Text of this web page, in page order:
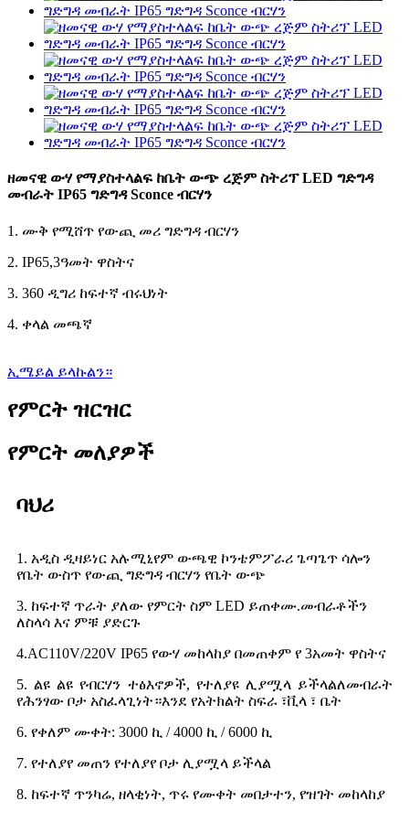
ዘመናዊ ውሃ የማያስተላልፍ ከቤት ውጭ ረጅም ስትሪፕ LED ግድግዳ
መብራት IP65 ግድግዳ Sconce ብርሃን
1. ሙቅ የሚሸጥ የውጪ መሪ ግድግዳ ብርሃን
2. IP65,3ዓመት ዋስትና
3. 360 ዲግሪ ከፍተኛ ብሩህነት
4. ቀላል መጫኛ
ኢሜይል ይላኩልን።
የምርት ዝርዝር
የምርት መለያዎች
ባህሪ
1. አዲስ ዲዛይነር አሉሚኒየም ውጫዊ ኮንቴምፖራሪ ጌጣጌጥ ሳሎን
የቤት ውስጥ የውጪ ግድግዳ ብርሃን የቤት ውጭ
3. ከፍተኛ ጥራት ያለው የምርት ስም LED ይጠቀሙ.መብራቶችን
ለስላሳ እና ምቹ ያድርጉ
4.AC110V/220V IP65 የውሃ መከላከያ በመጠቀም የ 3አመት ዋስትና
5. ልዩ ልዩ የብርሃን ተፅእኖዎች, የተለያዩ ሊያሟላ ይችላልለመብራት
የሕንፃው ቦታ አስፈላጊነት።እንደ የአትክልት ስፍራ ፣ቪላ ፣ ቤት
6. የቀለም ሙቀት: 3000 ኪ / 4000 ኪ / 6000 ኪ
7. የተለያየ መጠን የተለያየ ቦታ ሊያሟላ ይችላል
8. ከፍተኛ ጥንካሬ, ዘላቂነት, ጥሩ የሙቀት መበታተን, የዝገት መከላከያ